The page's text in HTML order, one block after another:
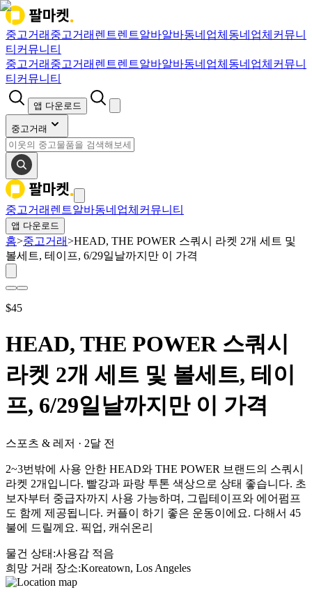
중고거래 중고거래 렌트렌트알바알바동네업체 동네업체 커뮤니
티 커뮤니티
중고거래 중고거래 렌트렌트알바알바동네업체 동네업체 커뮤니
티 커뮤니티
앱 다운로드
중고거래
중고거래 렌트알바동네업체 커뮤니티
앱 다운로드
홈>중고거래>HEAD, THE POWER 스쿼시 라켓 2개 세트 및
볼세트, 테이프, 6/29일날까지만 이 가격
$45
HEAD, THE POWER 스쿼시
라켓 2개 세트 및 볼세트, 테이
프, 6/29일날까지만 이 가격
스포츠 & 레저 · 2달 전
2~3번밖에 사용 안한 HEAD와 THE POWER 브랜드의 스쿼시
라켓 2개입니다. 빨강과 파랑 투톤 색상으로 상태 좋습니다. 초
보자부터 중급자까지 사용 가능하며, 그립테이프와 에어펌프
도 함께 제공됩니다. 커플이 하기 좋은 운동이에요. 다해서 45
불에 드릴께요. 픽업, 캐쉬온리
물건 상태 :사용감 적음
희망 거래 장소:Koreatown, Los Angeles